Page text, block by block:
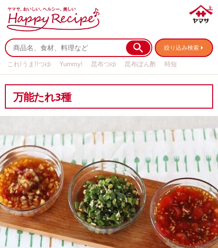
絞り込み検索
これ!うま!!つゆ Yummy! 昆布つゆ 昆布ぽん酢
時短
万能たれ3種